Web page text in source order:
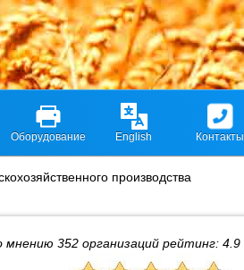
Оборудование English Контакты
производства
мнению 352 организаций рейтинг: 4.9